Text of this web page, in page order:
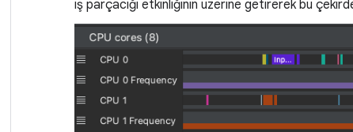
iş parçacığı etkinliğinin üzerine getirerek bu